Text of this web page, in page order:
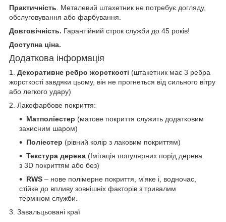
Практичність . Металевий штахетник не потребує догляду,
обслуговування або фарбування.
Довговічність. Гарантійний строк служби до 45 років!
Доступна ціна.
Додаткова інформація
1. Декоративне ребро жорсткості (штакетник має 3 ребра
жорсткості завдяки цьому, він не прогнеться від сильного вітру
або легкого удару)
2. Лакофарбове покриття:
Матполіестер (матове покриття служить додатковим
захисним шаром)
Поліестер (рівний колір з лаковим покриттям)
Текстура дерева (Імітація популярних порід дерева
з 3D покриттям або без)
RWS – нове полімерне покриття, м'яке і, водночас,
стійке до впливу зовнішніх факторів з тривалим
терміном служби.
3. Завальцьовані краї